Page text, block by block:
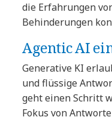
die Erfahrungen
Behinderungen
Agentic AI
Generative KI
und flüssige
geht einen Schritt
Fokus von